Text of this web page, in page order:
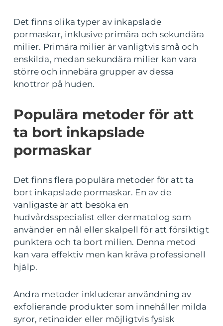
Det finns olika typer av inkapslade
pormaskar, inklusive primära och sekundära
milier. Primära milier är vanligtvis små och
enskilda, medan sekundära milier kan vara
större och innebära grupper av dessa
knottror på huden.
Populära metoder för att
ta bort inkapslade
pormaskar
Det finns flera populära metoder för att ta
bort inkapslade pormaskar. En av de
vanligaste är att besöka en
hudvårdsspecialist eller dermatolog som
använder en nål eller skalpell för att försiktigt
punktera och ta bort milien. Denna metod
kan vara effektiv men kan kräva professionell
hjälp.
Andra metoder inkluderar användning av
exfolierande produkter som innehåller milda
syror, retinoider eller möjligtvis fysisk